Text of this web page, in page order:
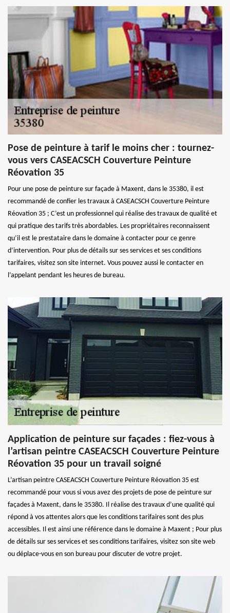
Pose de peinture à tarif le moins cher : tournez-
vous vers CASEACSCH Couverture Peinture
Réovation 35
Pour une pose de peinture sur façade à Maxent, dans le 35380, il est
recommandé de confier les travaux à CASEACSCH Couverture Peinture
Réovation 35 ; C’est un professionnel qui réalise des travaux de qualité et
qui pratique des tarifs très abordables. Les propriétaires reconnaissent
qu’il est le prestataire dans le domaine à contacter pour ce genre
d’intervention. Pour plus de détails sur ses services et ses conditions
tarifaires, visitez son site internet. Vous pouvez aussi le contacter en
l’appelant pendant les heures de bureau.
Application de peinture sur façades : fiez-vous à
l’artisan peintre CASEACSCH Couverture Peinture
Réovation 35 pour un travail soigné
L’artisan peintre CASEACSCH Couverture Peinture Réovation 35 est
recommandé pour vous si vous avez des projets de pose de peinture sur
façades à Maxent, dans le 35380. Il réalise des travaux d’une qualité qui
répond à vos attentes alors que les conditions tarifaires sont des plus
accessibles. Il est ainsi une référence dans le domaine à Maxent ; Pour plus
de détails sur ses services et ses conditions tarifaires, visitez son site web
ou déplace-vous en son bureau pour discuter de votre projet.